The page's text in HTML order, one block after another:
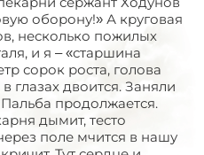
оборону!» А круговая
несколько пожилых
и я – «старшина
сорок роста, голова
глазах двоится. Заняли
продолжается.
дымит, тесто
поле мчится в нашу